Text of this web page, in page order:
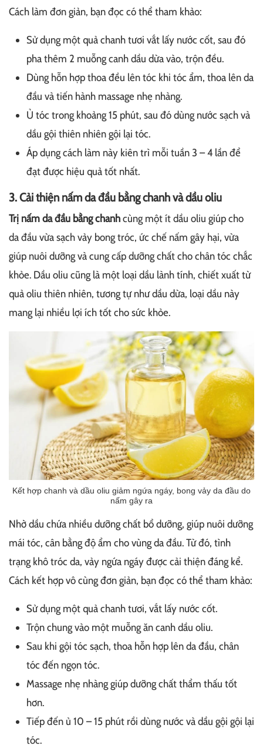
Cách làm đơn giản, bạn đọc có thể tham khảo:
Sử dụng một quả chanh tươi vắt lấy nước cốt, sau đó
pha thêm 2 muỗng canh dầu dừa vào, trộn đều.
Dùng hỗn hợp thoa đều lên tóc khi tóc ẩm, thoa lên da
đầu và tiến hành massage nhẹ nhàng.
Ủ tóc trong khoảng 15 phút, sau đó dùng nước sạch và
dầu gội thiên nhiên gội lại tóc.
Áp dụng cách làm này kiên trì mỗi tuần 3 – 4 lần để
đạt được hiệu quả tốt nhất.
3. Cải thiện nấm da đầu bằng chanh và dầu oliu
Trị nấm da đầu bằng chanhcùng một ít dầu oliu giúp cho
da đầu vừa sạch vảy bong tróc, ức chế nấm gây hại, vừa
giúp nuôi dưỡng và cung cấp dưỡng chất cho chân tóc chắc
khỏe. Dầu oliu cũng là một loại dầu lành tính, chiết xuất từ
quả oliu thiên nhiên, tương tự như dầu dừa, loại dầu này
mang lại nhiều lợi ích tốt cho sức khỏe.
Kết hợp chanh và dầu oliu giảm ngứa ngáy, bong vảy da đầu do
nấm gây ra
Nhờ dầu chứa nhiều dưỡng chất bổ dưỡng, giúp nuôi dưỡng
mái tóc, cân bằng độ ẩm cho vùng da đầu. Từ đó, tình
trạng khô tróc da, vảy ngứa ngáy được cải thiện đáng kể.
Cách kết hợp vô cùng đơn giản, bạn đọc có thể tham khảo:
Sử dụng một quả chanh tươi, vắt lấy nước cốt.
Trộn chung vào một muỗng ăn canh dầu oliu.
Sau khi gội tóc sạch, thoa hỗn hợp lên da đầu, chân
tóc đến ngọn tóc.
Massage nhẹ nhàng giúp dưỡng chất thẩm thấu tốt
hơn.
Tiếp đến ủ 10 – 15 phút rồi dùng nước và dầu gội gội lại
tóc.